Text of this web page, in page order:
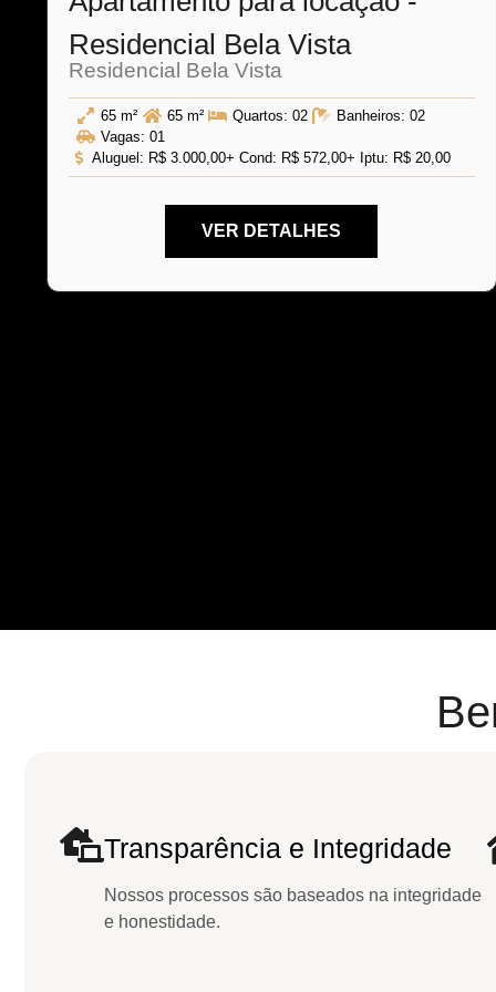
Residencial Bela Vista
Residencial Bela Vista
65 m² 65 m² Quartos: 02 Banheiros: 02
Vagas:01
Aluguel: R$ 3.000,00+ Cond: R$ 572,00+ Iptu: R$ 20,00
VER DETALHES
Transparência e Integridade
Nossos processos são baseados na integridade
e honestidade.